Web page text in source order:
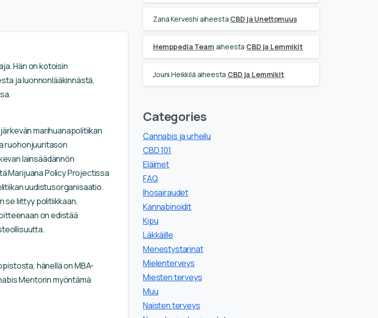
Hän on kotoisin
ja luonnonlääkinnästä,
marihuanapolitiikan
ruohonjuuritason
lainsäädännön
Marijuana Policy Projectissa
uudistusorganisaatio.
se liittyy politiikkaan,
on edistää
hänellä on MBA-
Mentorin myöntämä
Zana Kerveshi aiheesta CBD ja Unettomuus
Hemppedia Team aiheesta CBD ja Lemmikit
Jouni Heikkilä aiheesta CBD ja Lemmikit
Categories
Cannabis ja urheilu
CBD 101
Eläimet
FAQ
Ihosairaudet
Kannabinoidit
Kipu
Läkkäille
Menestystarinat
Mielenterveys
Miesten terveys
Muu
Naisten terveys